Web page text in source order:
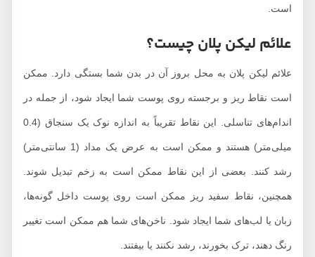
است.
علائم لیکن پلان چیست؟
علائم لیکن پلان به محل بروز آن در بدن شما بستگی دارد. ممکن
است نقاط ریز و برجسته روی پوست شما ایجاد شود، از جمله در
اندام‌های تناسلی. این نقاط تقریباً به اندازه نوک یک سنجاق (0.4
میلی‌متر) هستند و ممکن است به عرض یک مداد (1 سانتی‌متر)
رشد کنند. بعضی از این نقاط ممکن است به زخم تبدیل شوند.
همچنین، نقاط سفید ریز ممکن است روی پوست داخل گونه‌ها،
زبان یا لب‌های شما ایجاد شود. ناخن‌های شما هم ممکن است تغییر
رنگ دهند، ترک بخورند، رشد نکنند یا بیفتند.